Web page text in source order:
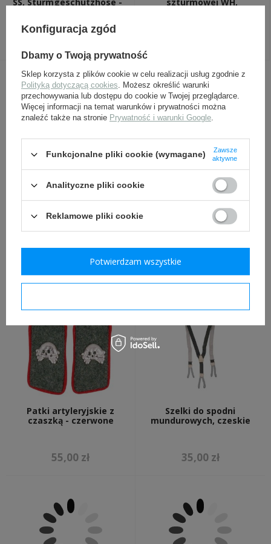
299,00 zł
INNI Z TYM PRODUKTEM KUPILI
TAKŻE:
Opatrunek polowy WH/SS -
replika
26,00 zł
Skórzane rzemienie do
trzewików
14,00 zł
Patki artyleryjskie z
czaszką - czerwone
55,00 zł
Szelki do spodni
mundurowych, czeskie
35,00 zł
Konfiguracja zgód
Dbamy o Twoją prywatność
Sklep korzysta z plików cookie w celu realizacji usług zgodnie z
Polityką dotyczącą cookies. Możesz określić warunki
przechowywania lub dostępu do cookie w Twojej przeglądarce.
Więcej informacji na temat warunków i prywatności można
znaleźć także na stronie Prywatność i warunki Google.
Funkcjonalne pliki cookie (wymagane)
Zawsze
aktywne
Analityczne pliki cookie
Reklamowe pliki cookie
Potwierdzam wszystkie